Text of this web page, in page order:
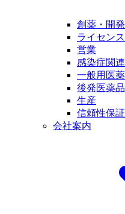
創薬・開発
ライセン
営業
感染症関
一般用医
後発医薬品
生産
信頼性保証
会社案内